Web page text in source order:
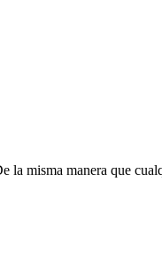
misma manera que